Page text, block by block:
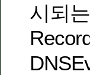
시되